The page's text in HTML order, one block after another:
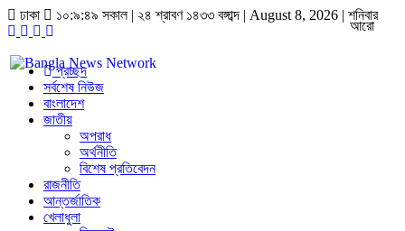
ঢাকা ১০:৯:৪৯ সকাল| ২৪ শ্রাবণ ১৪৩৩ বঙ্গাব্দ | August 8, 2026 | শনিবার
প্রচ্ছদ
সর্বশেষ নিউজ
বাংলাদেশ
জাতীয়
অপরাধ
অর্থনীতি
বিশেষ প্রতিবেদন
রাজনীতি
আন্তর্জাতিক
খেলাধুলা
আরো